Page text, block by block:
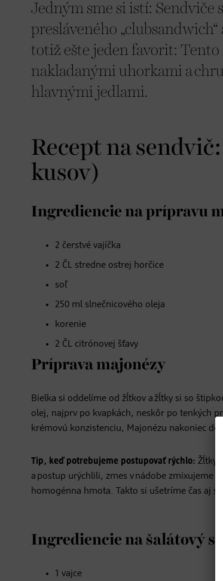
Jedným sme si istí: Sendviče
presláveného
totiž ešte jeden favorit:
nakladanými uhorkami a
hlavnými jedlami.
Recept na
kusov)
Ingrediencie na prípravu
2 čerstvé vajíčka
2 ČL stredne ostrej horčice
soľ
250 ml slnečnicového oleja
korenie
2 ČL citrónovej šťavy
Príprava majonézy
Bielka si oddelíme od žĺtkov a žĺtky si so
olej, najprv po kvapkách, neskôr po tenkých
krémovú konzistenciu, Majonézu nakoniec
Tip, keď potrebujeme postupovať rýchlo: Žĺtky,
a postup urýchlili, zmes v nádobe zmixujeme
homogénna hmota. Takto si ušetríme čas aj
Ingrediencie na šalátový
1 vajce